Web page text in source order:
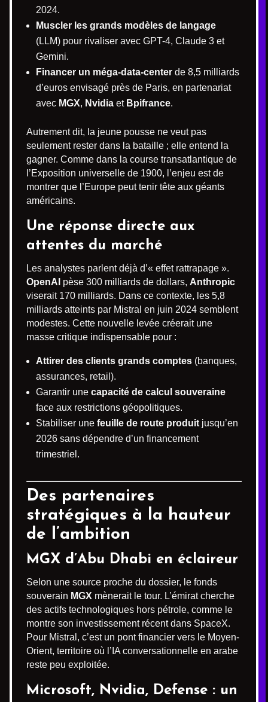
2024.
Muscler les grands modèles de langage
(LLM) pour rivaliser avec GPT-4, Claude 3 et
Gemini.
Financer un méga-data-center de 8,5 milliards
d’euros envisagé près de Paris, en partenariat
avec MGX, Nvidia et Bpifrance.
Autrement dit, la jeune pousse ne veut pas
seulement rester dans la bataille ; elle entend la
gagner. Comme dans la course transatlantique de
l’Exposition universelle de 1900, l’enjeu est de
montrer que l’Europe peut tenir tête aux géants
américains.
Une réponse directe aux
attentes du marché
Les analystes parlent déjà d’« effet rattrapage ».
OpenAI pèse 300 milliards de dollars, Anthropic
viserait 170 milliards. Dans ce contexte, les 5,8
milliards atteints par Mistral en juin 2024 semblent
modestes. Cette nouvelle levée créerait une
masse critique indispensable pour :
Attirer des clients grands comptes (banques,
assurances, retail).
Garantir une capacité de calcul souveraine
face aux restrictions géopolitiques.
Stabiliser une feuille de route produit jusqu’en
2026 sans dépendre d’un financement
trimestriel.
Des partenaires
stratégiques à la hauteur
de l’ambition
MGX d’Abu Dhabi en éclaireur
Selon une source proche du dossier, le fonds
souverain MGX mènerait le tour. L’émirat cherche
des actifs technologiques hors pétrole, comme le
montre son investissement récent dans SpaceX.
Pour Mistral, c’est un pont financier vers le Moyen-
Orient, territoire où l’IA conversationnelle en arabe
reste peu exploitée.
Microsoft, Nvidia, Defense : un